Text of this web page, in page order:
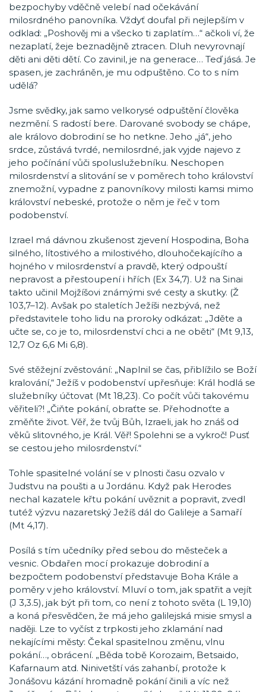
bezpochyby vděčně velebí nad očekávání
milosrdného panovníka. Vždyť doufal při nejlepším v
odklad: „Poshověj mi a všecko ti zaplatím…“ ačkoli ví, že
nezaplatí, žeje beznadějně ztracen. Dluh nevyrovnají
děti ani děti dětí. Co zavinil, je na generace… Teď jásá. Je
spasen, je zachráněn, je mu odpuštěno. Co to s ním
udělá?
Jsme svědky, jak samo velkorysé odpuštění člověka
nezmění. S radostí bere. Darované svobody se chápe,
ale královo dobrodiní se ho netkne. Jeho „já“, jeho
srdce, zůstává tvrdé, nemilosrdné, jak vyjde najevo z
jeho počínání vůči spoluslužebníku. Neschopen
milosrdenství a slitování se v poměrech toho království
znemožní, vypadne z panovníkovy milosti kamsi mimo
království nebeské, protože o něm je řeč v tom
podobenství.
Izrael má dávnou zkušenost zjevení Hospodina, Boha
silného, lítostivého a milostivého, dlouhočekajícího a
hojného v milosrdenství a pravdě, který odpouští
nepravost a přestoupení i hřích (Ex 34,7). Už na Sinai
takto učinil Mojžíšovi známými své cesty a skutky. (Ž
103,7–12). Avšak po staletích Ježíši nezbývá, než
představitele toho lidu na proroky odkázat: „Jděte a
učte se, co je to, milosrdenství chci a ne oběti“ (Mt 9,13,
12,7 Oz 6,6 Mi 6,8).
Své stěžejní zvěstování: „Naplnil se čas, přiblížilo se Boží
kralování,“ Ježíš v podobenství upřesňuje: Král hodlá se
služebníky účtovat (Mt 18,23). Co počít vůči takovému
věřiteli?! „Čiňte pokání, obraťte se. Přehodnoťte a
změňte život. Věř, že tvůj Bůh, Izraeli, jak ho znáš od
věků slitovného, je Král. Věř! Spolehni se a vykroč! Pusť
se cestou jeho milosrdenství.“
Tohle spasitelné volání se v plnosti času ozvalo v
Judstvu na poušti a u Jordánu. Když pak Herodes
nechal kazatele křtu pokání uvěznit a popravit, zvedl
tutéž výzvu nazaretský Ježíš dál do Galileje a Samaří
(Mt 4,17).
Posílá s tím učedníky před sebou do městeček a
vesnic. Obdařen mocí prokazuje dobrodiní a
bezpočtem podobenství představuje Boha Krále a
poměry v jeho království. Mluví o tom, jak spatřit a vejít
(J 3,3.5), jak být při tom, co není z tohoto světa (L 19,10)
a koná přesvědčen, že má jeho galilejská misie smysl a
naději. Lze to vyčíst z trpkosti jeho zklamání nad
nekajícími městy: Čekal spasitelnou změnu, vlnu
pokání…, obrácení. „Běda tobě Korozaim, Betsaido,
Kafarnaum atd. Ninivetští vás zahanbí, protože k
Jonášovu kázání hromadně pokání činili a víc než